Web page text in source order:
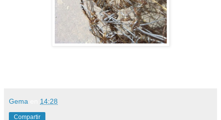
Gema 14:28
Compartir